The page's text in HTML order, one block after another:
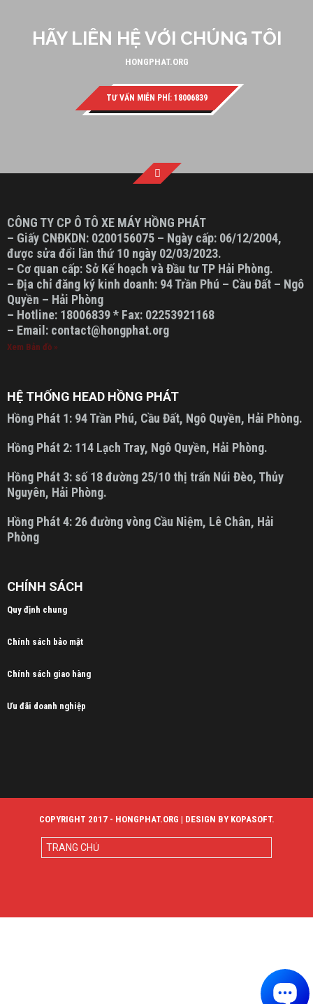
HÃY LIÊN HỆ VỚI CHÚNG TÔI
HONGPHAT.ORG
TƯ VẤN MIỄN PHÍ: 18006839
CÔNG TY CP Ô TÔ XE MÁY HỒNG PHÁT
– Giấy CNĐKDN: 0200156075 – Ngày cấp: 06/12/2004,
được sửa đổi lần thứ 10 ngày 02/03/2023.
– Cơ quan cấp: Sở Kế hoạch và Đầu tư TP Hải Phòng.
– Địa chỉ đăng ký kinh doanh: 94 Trần Phú – Cầu Đất – Ngô
Quyền – Hải Phòng
– Hotline: 18006839 * Fax: 02253921168
– Email: contact@hongphat.org
Xem Bản đồ »
HỆ THỐNG HEAD HỒNG PHÁT
Hồng Phát 1: 94 Trần Phú, Cầu Đất, Ngô Quyền, Hải Phòng.
Hồng Phát 2: 114 Lạch Tray, Ngô Quyền, Hải Phòng.
Hồng Phát 3: số 18 đường 25/10 thị trấn Núi Đèo, Thủy
Nguyên, Hải Phòng.
Hồng Phát 4: 26 đường vòng Cầu Niệm, Lê Chân, Hải
Phòng
CHÍNH SÁCH
Quy định chung
Chính sách bảo mật
Chính sách giao hàng
Ưu đãi doanh nghiệp
COPYRIGHT 2017 - HONGPHAT.ORG | DESIGN BY KOPASOFT.